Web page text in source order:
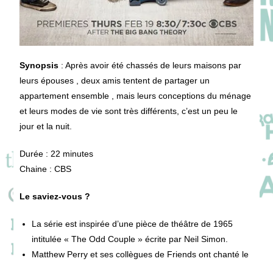
Synopsis : Après avoir été chassés de leurs maisons par
leurs épouses , deux amis tentent de partager un
appartement ensemble , mais leurs conceptions du ménage
et leurs modes de vie sont très différents, c’est un peu le
jour et la nuit.
Durée : 22 minutes
Chaine : CBS
Le saviez-vous ?
La série est inspirée d’une pièce de théâtre de 1965
intitulée « The Odd Couple » écrite par Neil Simon.
Matthew Perry et ses collègues de Friends ont chanté le